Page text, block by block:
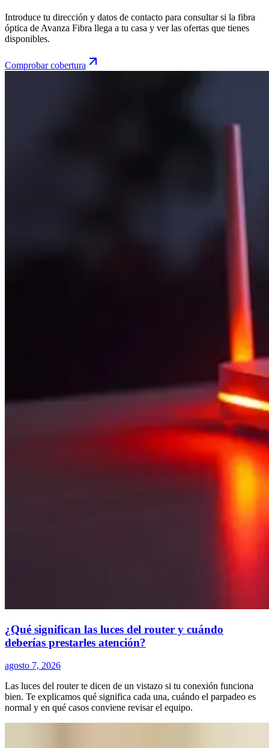
Introduce tu dirección y datos de contacto para consultar si la fibra
óptica de Avanza Fibra llega a tu casa y ver las ofertas que tienes
disponibles.
Comprobar cobertura
¿Qué significan las luces del router y cuándo
deberías prestarles atención?
agosto 7, 2026
Las luces del router te dicen de un vistazo si tu conexión funciona
bien. Te explicamos qué significa cada una, cuándo el parpadeo es
normal y en qué casos conviene revisar el equipo.